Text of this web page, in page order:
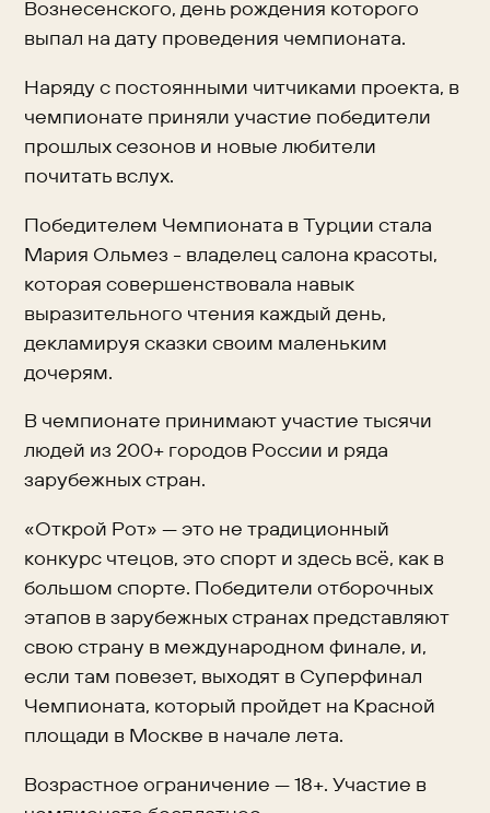
Вознесенского, день рождения которого
выпал на дату проведения чемпионата.
Наряду с постоянными читчиками проекта, в
чемпионате приняли участие победители
прошлых сезонов и новые любители
почитать вслух.
Победителем Чемпионата в Турции стала
Мария Ольмез - владелец салона красоты,
которая совершенствовала навык
выразительного чтения каждый день,
декламируя сказки своим маленьким
дочерям.
В чемпионате принимают участие тысячи
людей из 200+ городов России и ряда
зарубежных стран.
«Открой Рот» — это не традиционный
конкурс чтецов, это спорт и здесь всё, как в
большом спорте. Победители отборочных
этапов в зарубежных странах представляют
свою страну в международном финале, и,
если там повезет, выходят в Суперфинал
Чемпионата, который пройдет на Красной
площади в Москве в начале лета.
Возрастное ограничение — 18+. Участие в